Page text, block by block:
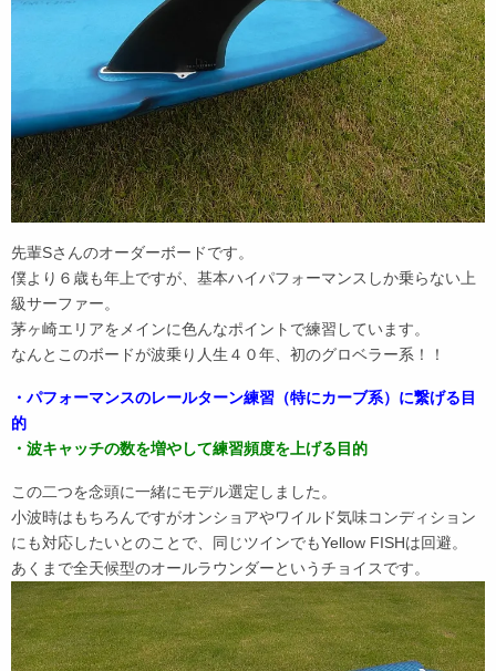
先輩Sさんのオーダーボードです。
僕より６歳も年上ですが、基本ハイパフォーマンスしか乗らない上
級サーファー。
茅ヶ崎エリアをメインに色んなポイントで練習しています。
なんとこのボードが波乗り人生４０年、初のグロベラー系！！
・パフォーマンスのレールターン練習（特にカーブ系）に繋げる目
的
・波キャッチの数を増やして練習頻度を上げる目的
この二つを念頭に一緒にモデル選定しました。
小波時はもちろんですがオンショアやワイルド気味コンディション
にも対応したいとのことで、同じツインでもYellow FISHは回避。
あくまで全天候型のオールラウンダーというチョイスです。